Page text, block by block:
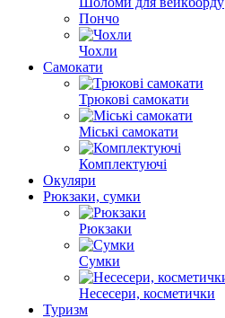
Пончо
Чохли
Самокати
Трюкові самокати
Міські самокати
Комплектуючі
Окуляри
Рюкзаки, сумки
Рюкзаки
Сумки
Несесери, косметички
Туризм